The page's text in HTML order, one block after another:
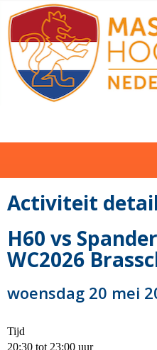
Activiteit
H60 vs
WC2026
woensdag 20 mei
Tijd
20:30 tot 23:00 uur